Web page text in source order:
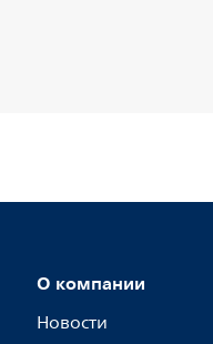
О компании
Новости